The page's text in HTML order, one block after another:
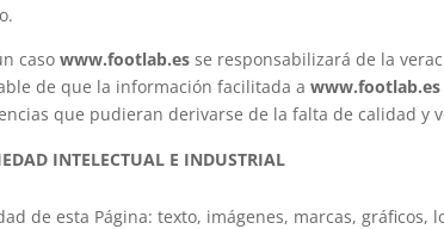
casowww.footlab.es se responsabilizará de la
de que la información facilitada awww.footlab.es
que pudieran derivarse de la falta de calidad y
INTELECTUAL E INDUSTRIAL
de esta Página: texto, imágenes, marcas,